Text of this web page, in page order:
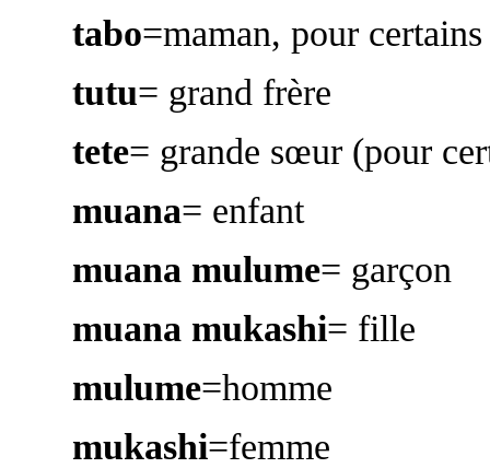
tabo=maman, pour
tutu= grand frère
tete= grande sœur (pour
muana= enfant
muana mulume= garçon
muana mukashi= fille
mulume=homme
mukashi=femme